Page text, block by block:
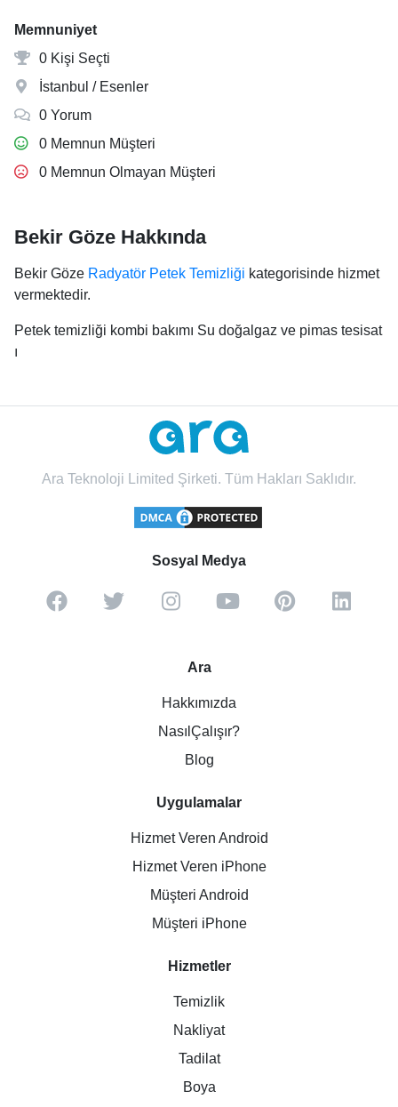
Memnuniyet
0 Kişi Seçti
İstanbul / Esenler
0 Yorum
0 Memnun Müşteri
0 Memnun Olmayan Müşteri
Bekir Göze Hakkında
Bekir Göze Radyatör Petek Temizliği kategorisinde hizmet
vermektedir.
Petek temizliği kombi bakımı Su doğalgaz ve pimas tesisat
ı
Ara Teknoloji Limited Şirketi. Tüm Hakları Saklıdır.
Sosyal Medya
Ara
Hakkımızda
NasılÇalışır?
Blog
Uygulamalar
Hizmet Veren Android
Hizmet Veren iPhone
Müşteri Android
Müşteri iPhone
Hizmetler
Temizlik
Nakliyat
Tadilat
Boya